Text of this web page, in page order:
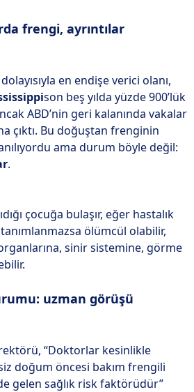
frengi, ayrıntılar
en endişe verici olanı,
son beş yılda yüzde 900’lük
ABD’nin geri kalanında vakalar
çıktı. Bu doğuştan frenginin
ama durum böyle değil:
.
çocuğa bulaşır, eğer hastalık
ölümcül olabilir,
sinir sistemine, görme
uzman görüşü
“Doktorlar kesinlikle
doğum öncesi bakım frengili
gelen sağlık risk faktörüdür”